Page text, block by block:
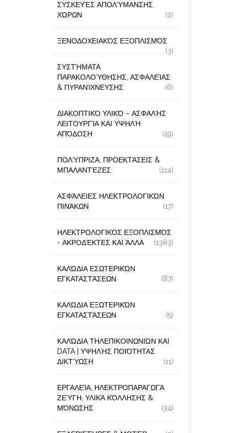
ΣΥΣΚΕΥΈΣ ΑΠΟΛΎΜΑΝΣΗΣ
ΧΏΡΩΝ
(2)
ΞΕΝΟΔΟΧΕΙΑΚΌΣ ΕΞΟΠΛΙΣΜΌΣ
(3)
ΣΥΣΤΉΜΑΤΑ
ΠΑΡΑΚΟΛΟΎΘΗΣΗΣ, ΑΣΦΑΛΕΊΑΣ
& ΠΥΡΑΝΊΧΝΕΥΣΗΣ
(6)
ΔΙΑΚΟΠΤΙΚΌ ΥΛΙΚΌ – ΑΣΦΑΛΉΣ
ΛΕΙΤΟΥΡΓΊΑ ΚΑΙ ΥΨΗΛΉ
ΑΠΌΔΟΣΗ
(19)
ΠΟΛΎΠΡΙΖΑ, ΠΡΟΕΚΤΆΣΕΙΣ &
ΜΠΑΛΑΝΤΈΖΕΣ
(114)
ΑΣΦΆΛΕΙΕΣ ΗΛΕΚΤΡΟΛΟΓΙΚΏΝ
ΠΙΝΆΚΩΝ
(17)
ΗΛΕΚΤΡΟΛΟΓΙΚΌΣ ΕΞΟΠΛΙΣΜΌΣ
- ΑΚΡΟΔΈΚΤΕΣ ΚΑΙ ΆΛΛΑ
(1383)
ΚΑΛΏΔΙΑ ΕΣΩΤΕΡΙΚΏΝ
ΕΓΚΑΤΑΣΤΆΣΕΩΝ
(87)
ΚΑΛΏΔΙΑ ΕΞΩΤΕΡΙΚΏΝ
ΕΓΚΑΤΑΣΤΆΣΕΩΝ
(5)
ΚΑΛΏΔΙΑ ΤΗΛΕΠΙΚΟΙΝΩΝΙΏΝ ΚΑΙ
DATA | ΥΨΗΛΉΣ ΠΟΙΌΤΗΤΑΣ
ΔΙΚΤΎΩΣΗ
(11)
ΕΡΓΑΛΕΊΑ, ΗΛΕΚΤΡΟΠΑΡΑΓΩΓΆ
ΖΕΎΓΗ, ΥΛΙΚΆ ΚΌΛΛΗΣΗΣ &
ΜΌΝΩΣΗΣ
(34)